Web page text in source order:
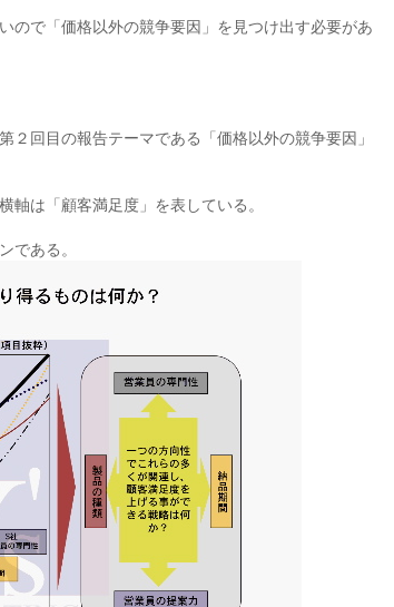
で「価格以外の競争要因」を見つけ出す必要があ
回目の報告テーマである「価格以外の競争要因」
は「顧客満足度」を表している。
である。